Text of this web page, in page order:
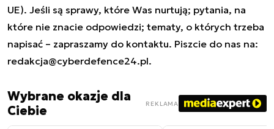
UE). Jeśli są sprawy, które Was nurtują; pytania, na
które nie znacie odpowiedzi; tematy, o których trzeba
napisać – zapraszamy do kontaktu. Piszcie do nas na:
redakcja@cyberdefence24.pl.
Wybrane okazje dla
Ciebie
REKLAMA